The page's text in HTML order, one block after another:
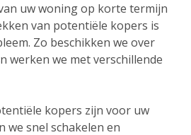
uw woning op korte termijn
van potentiële kopers is
Zo beschikken we over
werken we met verschillende
kopers zijn voor uw
we snel schakelen en